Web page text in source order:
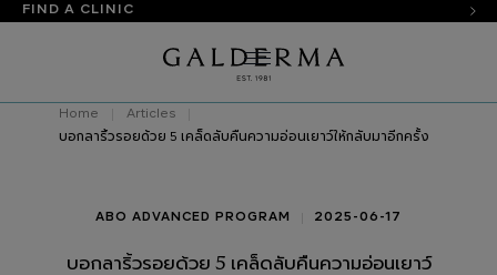
FIND A CLINIC
Home
Articles
บอกลาริ้วรอยด้วย 5 เคล็ดลับคืนความอ่อนเยาว์ให้กลับมาอีกครั้ง
ABO ADVANCED PROGRAM 2025-06-17
บอกลาริ้วรอยด้วย 5 เคล็ดลับคืนความอ่อนเยาว์